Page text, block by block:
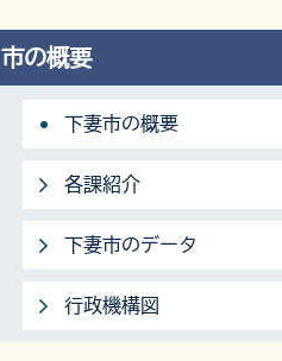
市の概要
下妻市の概要
各課紹介
下妻市のデータ
行政機構図